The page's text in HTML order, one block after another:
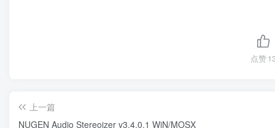
点赞
上一篇
NUGEN Audio Stereoizer v3.4.0.1 WiN/MOSX